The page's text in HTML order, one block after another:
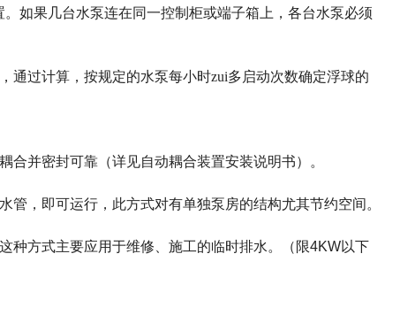
。如果几台水泵连在同一控制柜或端子箱上，各台水泵必须
通过计算，按规定的水泵每小时zui多启动次数确定浮球的
合并密封可靠（详见自动耦合装置安装说明书）。
管，即可运行，此方式对有单独泵房的结构尤其节约空间。
种方式主要应用于维修、施工的临时排水。（限4KW以下